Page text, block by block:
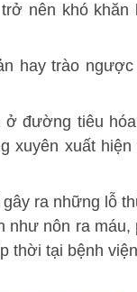
nên khó khăn
hay trào
ở đường tiêu
xuyên xuất
ra những lỗ
nôn ra máu,
thời tại bệnh